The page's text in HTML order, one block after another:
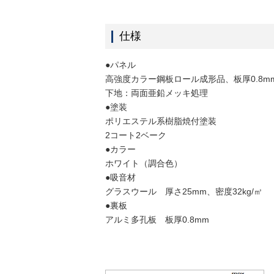
仕様
●パネル
高強度カラー鋼板ロール成形品、板厚
下地：両面亜鉛メッキ処理
●塗装
ポリエステル系樹脂焼付塗装
2コート2ベーク
●カラー
ホワイト（調合色）
●吸音材
グラスウール 厚さ25mm、密度32kg/㎥
●裏板
アルミ多孔板 板厚0.8mm